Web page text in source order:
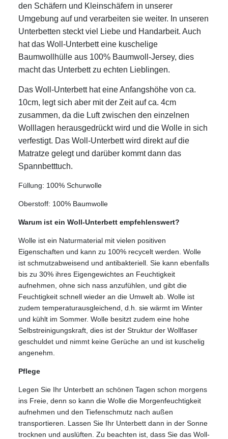
den Schäfern und Kleinschäfern in unserer
Umgebung auf und verarbeiten sie weiter. In unseren
Unterbetten steckt viel Liebe und Handarbeit. Auch
hat das Woll-Unterbett eine kuschelige
Baumwollhülle aus 100% Baumwoll-Jersey, dies
macht das Unterbett zu echten Lieblingen.
Das Woll-Unterbett hat eine Anfangshöhe von ca.
10cm, legt sich aber mit der Zeit auf ca. 4cm
zusammen, da die Luft zwischen den einzelnen
Wolllagen herausgedrückt wird und die Wolle in sich
verfestigt. Das Woll-Unterbett wird direkt auf die
Matratze gelegt und darüber kommt dann das
Spannbetttuch.
Füllung: 100% Schurwolle
Oberstoff: 100% Baumwolle
Warum ist ein Woll-Unterbett empfehlenswert?
Wolle ist ein Naturmaterial mit vielen positiven
Eigenschaften und kann zu 100% recycelt werden. Wolle
ist schmutzabweisend und antibakteriell. Sie kann ebenfalls
bis zu 30% ihres Eigengewichtes an Feuchtigkeit
aufnehmen, ohne sich nass anzufühlen, und gibt die
Feuchtigkeit schnell wieder an die Umwelt ab. Wolle ist
zudem temperaturausgleichend, d.h. sie wärmt im Winter
und kühlt im Sommer. Wolle besitzt zudem eine hohe
Selbstreinigungskraft, dies ist der Struktur der Wollfaser
geschuldet und nimmt keine Gerüche an und ist kuschelig
angenehm.
Pflege
Legen Sie Ihr Unterbett an schönen Tagen schon morgens
ins Freie, denn so kann die Wolle die Morgenfeuchtigkeit
aufnehmen und den Tiefenschmutz nach außen
transportieren. Lassen Sie Ihr Unterbett dann in der Sonne
trocknen und auslüften. Zu beachten ist, dass Sie das Woll-